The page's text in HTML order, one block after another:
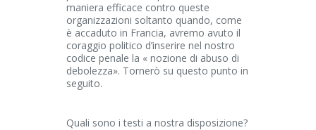
maniera efficace contro queste
organizzazioni soltanto quando, come
è accaduto in Francia, avremo avuto il
coraggio politico d’inserire nel nostro
codice penale la « nozione di abuso di
debolezza». Tornerò su questo punto in
seguito.
Quali sono i testi a nostra disposizione?